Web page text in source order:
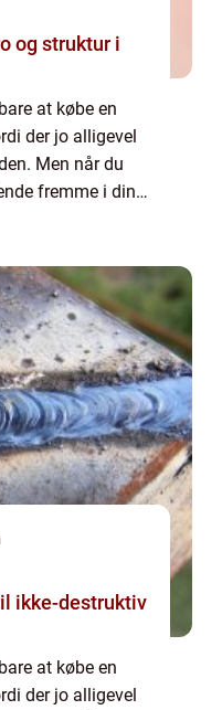
og struktur i
at købe en
der jo alligevel
Men når du
fremme i din
at købe en
der jo alligevel